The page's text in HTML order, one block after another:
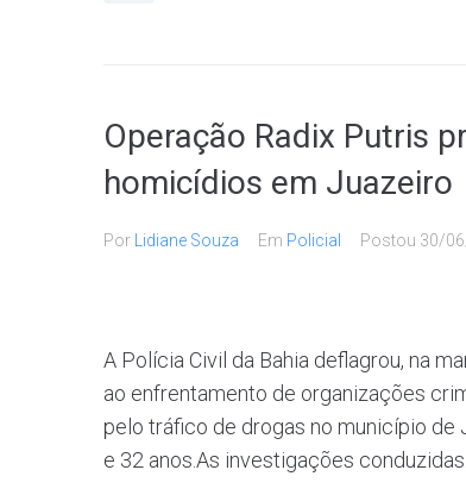
Operação Radix Putris
homicídios em Juazeiro
Por Lidiane Souza Em Policial Postou 30/
A Polícia Civil da Bahia deflagrou, na
ao enfrentamento de organizações
pelo tráfico de drogas no município de
e 32 anos.As investigações conduzidas...